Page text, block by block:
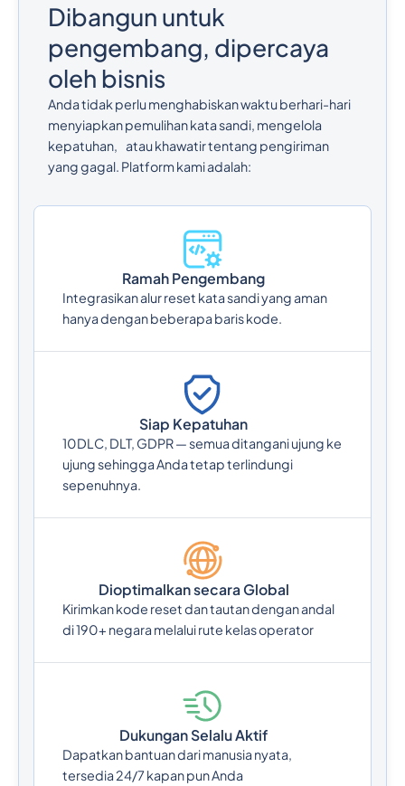
Dibangun untuk
pengembang, dipercaya
oleh bisnis
Anda tidak perlu menghabiskan waktu berhari-hari
menyiapkan pemulihan kata sandi, mengelola
kepatuhan, atau khawatir tentang pengiriman
yang gagal. Platform kami adalah:
Ramah Pengembang
Integrasikan alur reset kata sandi yang aman
hanya dengan beberapa baris kode.
Siap Kepatuhan
10DLC, DLT, GDPR — semua ditangani ujung ke
ujung sehingga Anda tetap terlindungi
sepenuhnya.
Dioptimalkan secara Global
Kirimkan kode reset dan tautan dengan andal
di 190+ negara melalui rute kelas operator
Dukungan Selalu Aktif
Dapatkan bantuan dari manusia nyata,
tersedia 24/7 kapan pun Anda